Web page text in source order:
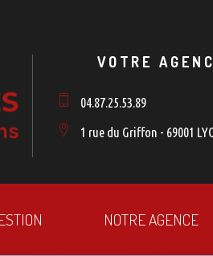
VOTRE
04.87.25.53.89
1 rue du Griffon - 69001
NOTRE AGENCE